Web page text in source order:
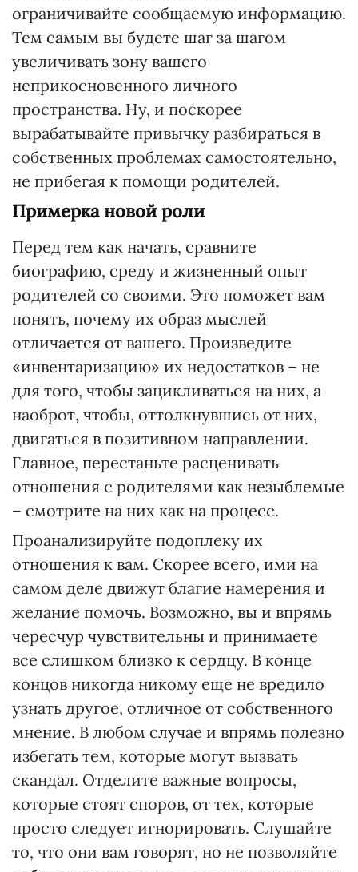
ограничивайте сообщаемую информацию.
Тем самым вы будете шаг за шагом
увеличивать зону вашего
неприкосновенного личного
пространства. Ну, и поскорее
вырабатывайте привычку разбираться в
собственных проблемах самостоятельно,
не прибегая к помощи родителей.
Примерка новой роли
Перед тем как начать, сравните
биографию, среду и жизненный опыт
родителей со своими. Это поможет вам
понять, почему их образ мыслей
отличается от вашего. Произведите
«инвентаризацию» их недостатков – не
для того, чтобы зацикливаться на них, а
наоброт, чтобы, оттолкнувшись от них,
двигаться в позитивном направлении.
Главное, перестаньте расценивать
отношения с родителями как незыблемые
– смотрите на них как на процесс.
Проанализируйте подоплеку их
отношения к вам. Скорее всего, ими на
самом деле движут благие намерения и
желание помочь. Возможно, вы и впрямь
чересчур чувствительны и принимаете
все слишком близко к сердцу. В конце
концов никогда никому еще не вредило
узнать другое, отличное от собственного
мнение. В любом случае и впрямь полезно
избегать тем, которые могут вызвать
скандал. Отделите важные вопросы,
которые стоят споров, от тех, которые
просто следует игнорировать. Слушайте
то, что они вам говорят, но не позволяйте